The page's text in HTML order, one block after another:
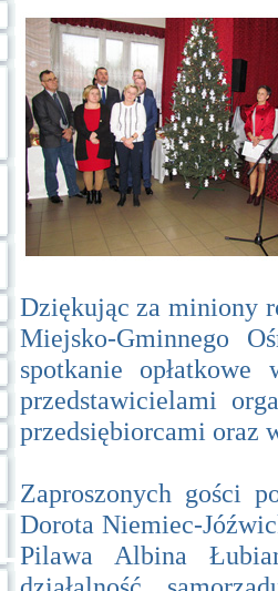
Dziękując za miniony
Miejsko-Gminnego
spotkanie
przedstawicielami
przedsiębiorcami oraz
Zaproszonych gości
Dorota Niemiec-
Pilawa Albina